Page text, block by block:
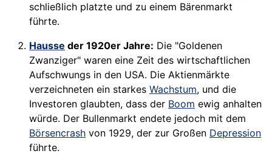
schließlich platzte und zu einem Bärenmarkt
führte.
Hausse der 1920er Jahre: Die "Goldenen
Zwanziger" waren eine Zeit des wirtschaftlichen
Aufschwungs in den USA. Die Aktienmärkte
verzeichneten ein starkes Wachstum, und die
Investoren glaubten, dass der Boom ewig anhalten
würde. Der Bullenmarkt endete jedoch mit dem
Börsencrash von 1929, der zur Großen Depression
führte.